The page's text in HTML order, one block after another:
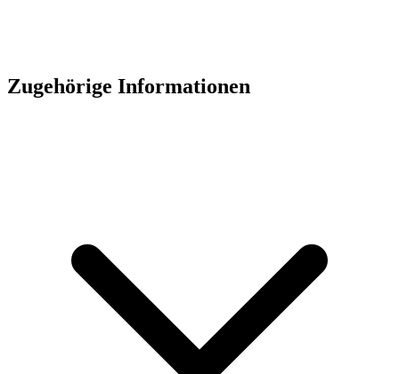
Zugehörige Informationen